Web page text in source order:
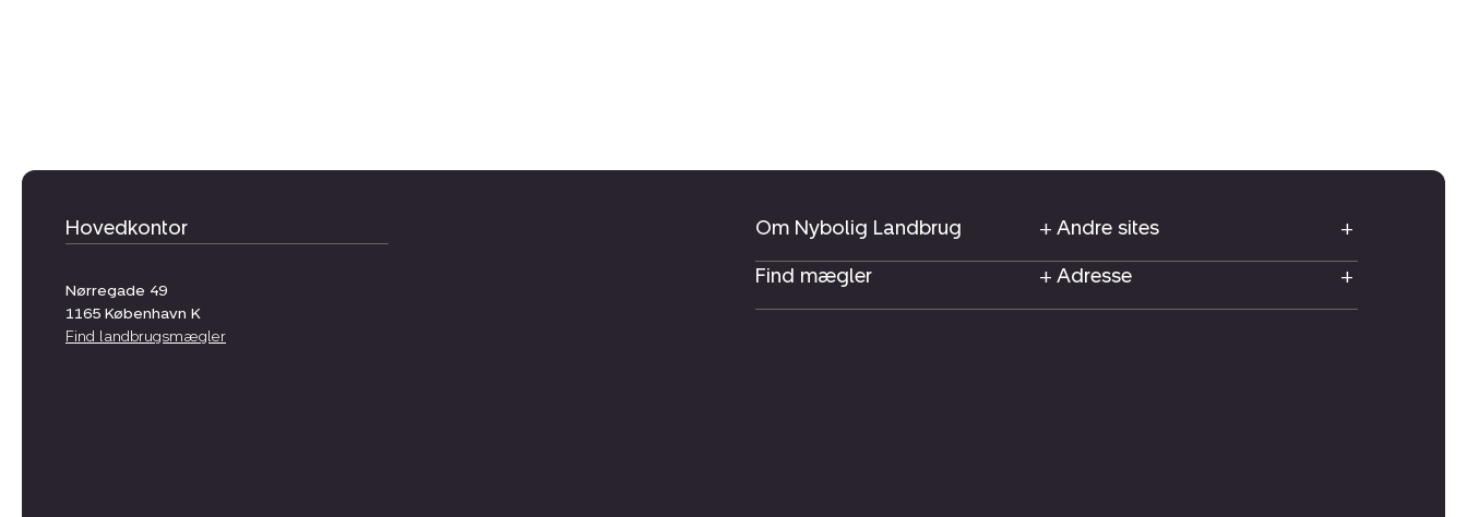
Hovedkontor
Nørregade 49
1165 København K
Find landbrugsmægler
Om Nybolig Landbrug
Andre sites
Find mægler
Adresse